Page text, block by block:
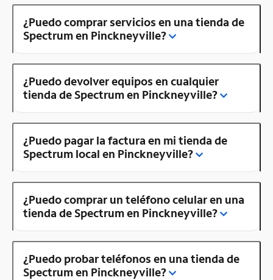
¿Puedo comprar servicios en una tienda de
Spectrum en Pinckneyville?
¿Puedo devolver equipos en cualquier
tienda de Spectrum en Pinckneyville?
¿Puedo pagar la factura en mi tienda de
Spectrum local en Pinckneyville?
¿Puedo comprar un teléfono celular en una
tienda de Spectrum en Pinckneyville?
¿Puedo probar teléfonos en una tienda de
Spectrum en Pinckneyville?